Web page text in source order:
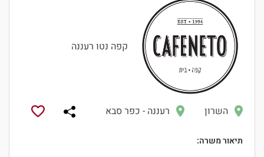
קפה נטו רעננה
השרון רעננה - כפר סבא
תיאור משרה: